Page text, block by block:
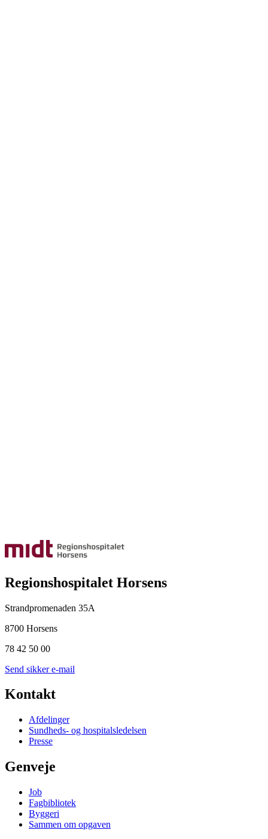
Regionshospitalet Horsens
Strandpromenaden 35A
8700 Horsens
78 42 50 00
Send sikker e-mail
Kontakt
Afdelinger
Sundheds- og hospitalsledelsen
Presse
Genveje
Job
Fagbibliotek
Byggeri
Sammen om opgaven